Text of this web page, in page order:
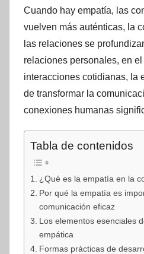
Cuando hay empatía, las
vuelven más auténticas, la
las relaciones se
relaciones personales, en
interacciones cotidianas, la
de transformar la
conexiones humanas
Tabla de contenidos
¿Qué es la empatía en la
Por qué la empatía es
comunicación eficaz
Los elementos esenciales
empática
Formas prácticas de